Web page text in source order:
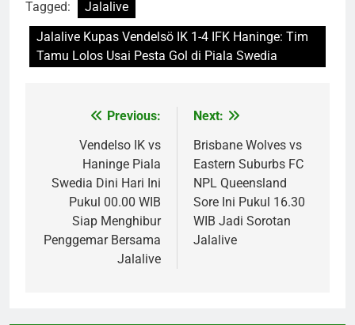
Tagged:
Jalalive
Jalalive Kupas Vendelsö IK 1-4 IFK Haninge: Tim
Tamu Lolos Usai Pesta Gol di Piala Swedia
navigation
Previous:
Vendelso IK vs
Haninge Piala
Swedia Dini Hari Ini
Pukul 00.00 WIB
Siap Menghibur
Penggemar Bersama
Jalalive
Next:
Brisbane Wolves vs
Eastern Suburbs FC
NPL Queensland
Sore Ini Pukul 16.30
WIB Jadi Sorotan
Jalalive